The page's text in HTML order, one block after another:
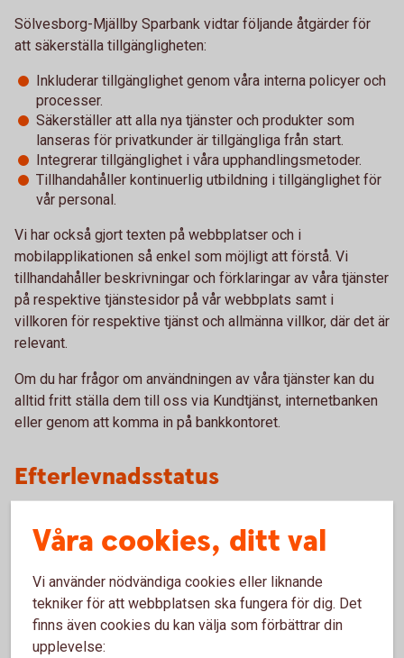
Sölvesborg-Mjällby Sparbank vidtar följande åtgärder för
att säkerställa tillgängligheten:
Inkluderar tillgänglighet genom våra interna policyer och
processer.
Säkerställer att alla nya tjänster och produkter som
lanseras för privatkunder är tillgängliga från start.
Integrerar tillgänglighet i våra upphandlingsmetoder.
Tillhandahåller kontinuerlig utbildning i tillgänglighet för
vår personal.
Vi har också gjort texten på webbplatser och i
mobilapplikationen så enkel som möjligt att förstå. Vi
tillhandahåller beskrivningar och förklaringar av våra tjänster
på respektive tjänstesidor på vår webbplats samt i
villkoren för respektive tjänst och allmänna villkor, där det är
relevant.
Om du har frågor om användningen av våra tjänster kan du
alltid fritt ställa dem till oss via Kundtjänst, internetbanken
eller genom att komma in på bankkontoret.
Efterlevnadsstatus
privatkunder i Sverige och appar för Sparbanken Privat
uppfyller kraven enligt lag (2023:254) om vissa produkters
och tjänsters tillgänglighet.
Tekniska specifikationer
Våra cookies, ditt val
Vi använder nödvändiga cookies eller liknande
tekniker för att webbplatsen ska fungera för dig. Det
finns även cookies du kan välja som förbättrar din
upplevelse: